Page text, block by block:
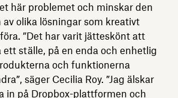
här problemet och minskar den
olika lösningar som kreativt
”Det har varit jätteskönt att
ett ställe, på en enda och enhetlig
och funktionerna
säger Cecilia Roy. ”Jag älskar
in på Dropbox-plattformen och